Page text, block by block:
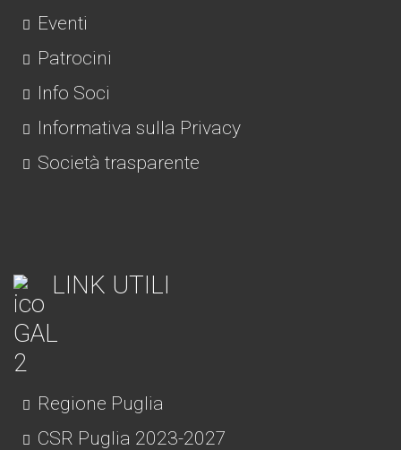
Eventi
Patrocini
Info Soci
Informativa sulla Privacy
Società trasparente
LINK UTILI
Regione Puglia
CSR Puglia 2023-2027